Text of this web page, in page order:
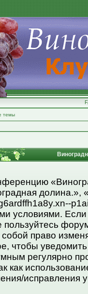
темы
долина.»,
условиями.
пользуйтесь
право
чтобы
регулярно
как
исправления